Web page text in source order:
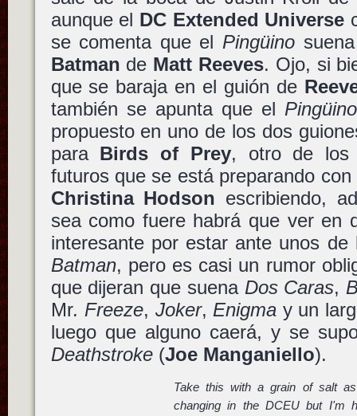
aunque el DC Extended Universe
se comenta que el Pingüino
Batman de Matt Reeves. Ojo, si
que se baraja en el guión de
también se apunta que el Pingüino
propuesto en uno de los dos
para Birds of Prey, otro de los
futuros que se está preparando con
Christina Hodson escribiendo,
sea como fuere habrá que ver en
interesante por estar ante unos de
Batman, pero es casi un rumor
que dijeran que suena Dos Caras,
Mr. Freeze, Joker, Enigma y un
luego que alguno caerá, y se
Deathstroke(Joe Manganiello).
Take this with a grain of salt
changing in the DCEU but I'm